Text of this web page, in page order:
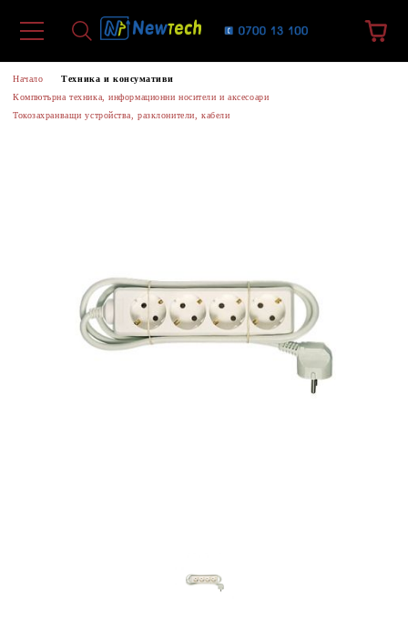
Начало
Техника и консумативи
Компютърна техника, информационни носители и аксесоари
Токозахранващи устройства, разклонители, кабели